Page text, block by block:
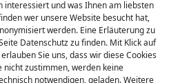
interessiert und was Ihnen am liebsten
wer unsere Website besucht hat,
werden. Eine Erläuterung zu
Datenschutz zu finden. Mit Klick auf
Sie uns, dass wir diese Cookies
nicht zustimmen, werden keine
notwendigen, geladen. Weitere